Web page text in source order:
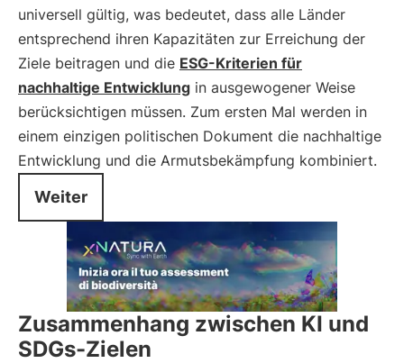
universell gültig, was bedeutet, dass alle Länder
entsprechend ihren Kapazitäten zur Erreichung der
Ziele beitragen und die ESG-Kriterien für
nachhaltige Entwicklung in ausgewogener Weise
berücksichtigen müssen. Zum ersten Mal werden in
einem einzigen politischen Dokument die nachhaltige
Entwicklung und die Armutsbekämpfung kombiniert.
Weiter
Zusammenhang zwischen KI und
SDGs-Zielen